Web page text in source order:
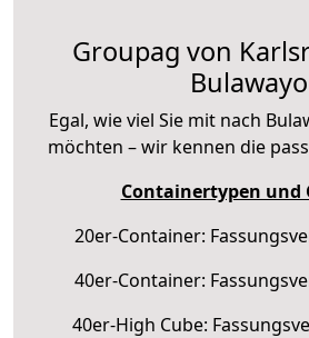
Groupag von
Bulawayo
Egal, wie viel Sie mit nach
möchten – wir kennen die
Containertypen und
20er-Container:
40er-Container:
40er-High Cube: